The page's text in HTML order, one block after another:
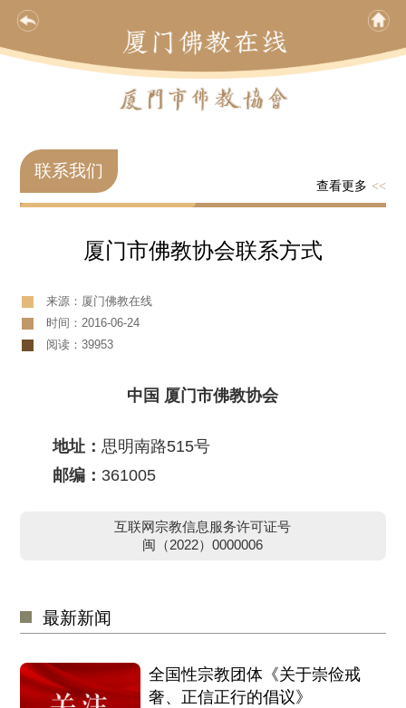
联系我们
查看更多 <<
厦门市佛教协会联系方式
来源：厦门佛教在线
时间：2016-06-24
阅读：39953
中国 厦门市佛教协会
地址：思明南路515号
邮编： 361005
互联网宗教信息服务许可证号
闽（2022）0000006
最新新闻
全国性宗教团体《关于崇俭戒
奢、正信正行的倡议》